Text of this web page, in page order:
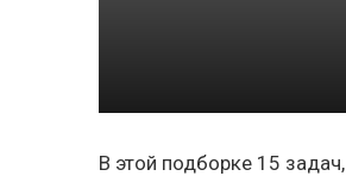
В этой подборке 15